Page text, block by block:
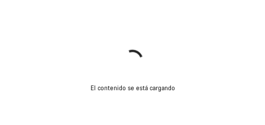
El contenido se está cargando